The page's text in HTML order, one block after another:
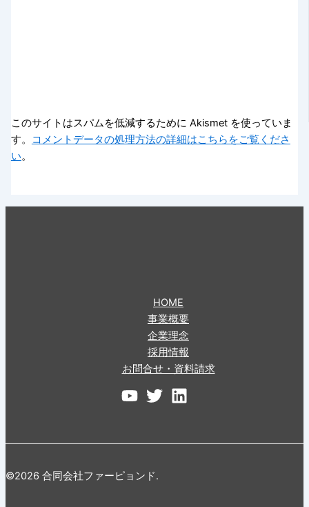
このサイトはスパムを低減するために Akismet を使っていま
す。
コメントデータの処理方法の詳細はこちらをご覧くださ
い。
HOME
事業概要
企業理念
採用情報
お問合せ・資料請求
©2026 合同会社ファーピョンド.